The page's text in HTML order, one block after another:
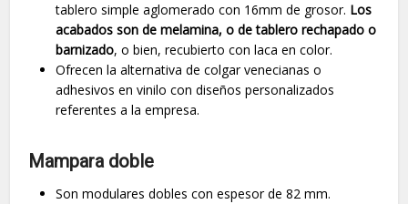
tablero simple aglomerado con 16mm de grosor. Los
acabados son de melamina, o de tablero rechapado o
barnizado, o bien, recubierto con laca en color.
Ofrecen la alternativa de colgar venecianas o
adhesivos en vinilo con diseños personalizados
referentes a la empresa.
Mampara doble
Son modulares dobles con espesor de 82 mm.